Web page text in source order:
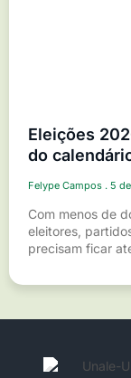
Eleições
do
Felype Campos 5
Com menos de
eleitores,
precisam ficar